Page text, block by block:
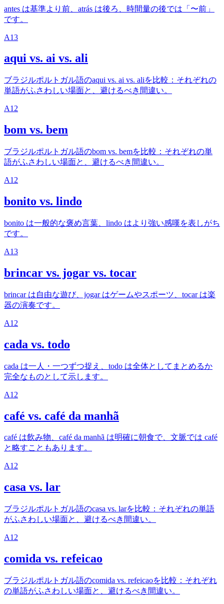
antes は基準より前、atrás は後ろ、時間量の後では「〜前」
です。
A13
aqui vs. ai vs. ali
ブラジルポルトガル語のaqui vs. ai vs. aliを比較：それぞれの
単語がふさわしい場面と、避けるべき間違い。
A1 2
bom vs. bem
ブラジルポルトガル語のbom vs. bemを比較：それぞれの単
語がふさわしい場面と、避けるべき間違い。
A1 2
bonito vs. lindo
bonito は一般的な褒め言葉、lindo はより強い感嘆を表しがち
です。
A13
brincar vs. jogar vs. tocar
brincar は自由な遊び、jogar はゲームやスポーツ、tocar は楽
器の演奏です。
A1 2
cada vs. todo
cada は一人・一つずつ捉え、todo は全体としてまとめるか
完全なものとして示します。
A1 2
café vs. café da manhã
café は飲み物、café da manhã は明確に朝食で、文脈では café
と略すこともあります。
A12
casa vs. lar
ブラジルポルトガル語のcasa vs. larを比較：それぞれの単語
がふさわしい場面と、避けるべき間違い。
A1 2
comida vs. refeicao
ブラジルポルトガル語のcomida vs. refeicaoを比較：それぞれ
の単語がふさわしい場面と、避けるべき間違い。